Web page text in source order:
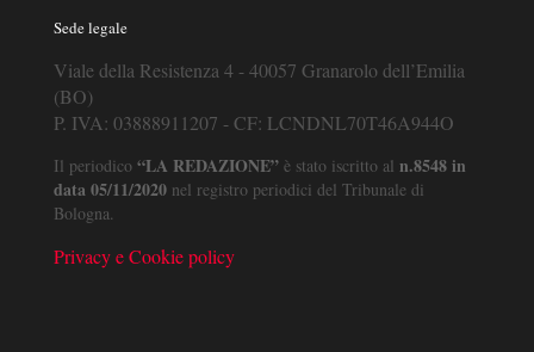
Sede legale
Viale della Resistenza 4 - 40057 Granarolo dell’Emilia
(BO)
P. IVA: 03888911207 - CF: LCNDNL70T46A944O
Il periodico “LA REDAZIONE” è stato iscritto al n.8548 in
data 05/11/2020 nel registro periodici del Tribunale di
Bologna.
Privacy e Cookie policy